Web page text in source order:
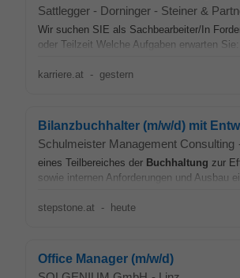
Sattlegger - Dorninger - Steiner &
Wir suchen SIE als Sachbearbeiter/In
oder Teilzeit Welche Aufgaben erwarten
karriere.at - gestern
Bilanzbuchhalter (m/w/d) mit
Schulmeister Management Consulting
eines Teilbereiches der Buchhaltung zur
sowie internen Anforderungen und Ausbau
stepstone.at - heute
Office Manager (m/w/d)